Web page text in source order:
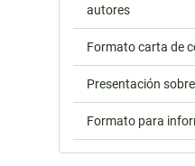
autores
Formato carta de
Presentación
Formato para